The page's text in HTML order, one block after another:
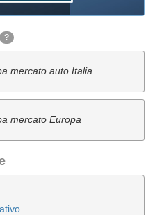
?
mercato auto Italia
mercato Europa